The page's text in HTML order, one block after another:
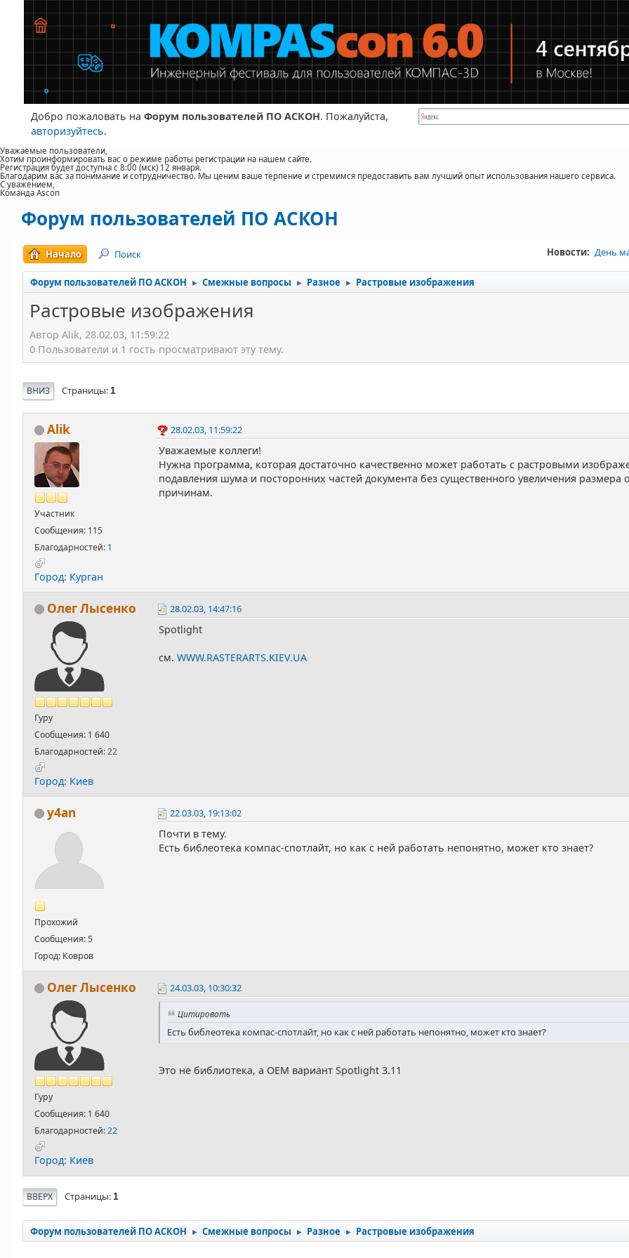
Добро пожаловать на Форум пользователей ПО АСКОН. Пожалуйста,
авторизуйтесь.
Уважаемые пользователи,
Хотим проинформировать вас о режиме работы регистрации на нашем сайте.
Регистрация будет доступна с 8:00 (мск) 12 января.
Благодарим вас за понимание и сотрудничество. Мы ценим ваше терпение и стремимся предоставить вам лучший опыт использования нашего сервиса.
С уважением,
Команда Ascon
Форум пользователей ПО АСКОН
Новости: День
Начало Поиск
Форум пользователей ПО АСКОН ► Смежные вопросы ► Разное ► Растровые изображения
Растровые изображения
Автор Alik, 28.02.03, 11:59:22
0 Пользователи и 1 гость просматривают эту тему.
ВНИЗ Страницы 1
Alik
Участник
Сообщения: 115
Благодарностей: 1
Город: Курган
28.02.03, 11:59:22
Уважаемые коллеги!
Нужна программа, которая достаточно качественно может работать с растровыми
подавления шума и посторонних частей документа без существенного увеличения
причинам.
Олег Лысенко
Гуру
Сообщения: 1 640
Благодарностей:22
Город: Киев
28.02.03, 14:47:16
Spotlight
см.WWW.RASTERARTS.KIEV.UA
y4an
Прохожий
Сообщения: 5
Город: Ковров
22.03.03, 19:13:02
Почти в тему.
Есть библеотека компас-спотлайт, но как с ней работать непонятно, может кто знает?
Олег Лысенко
Гуру
Сообщения: 1 640
Благодарностей:22
Город: Киев
24.03.03, 10:30:32
Цитировать
Есть библеотека компас-спотлайт, но как с ней работать непонятно, может кто знает?
Это не библиотека, а OEM вариант Spotlight 3.11
ВВЕРХ Страницы 1
Форум пользователей ПО АСКОН ► Смежные вопросы ► Разное ► Растровые изображения